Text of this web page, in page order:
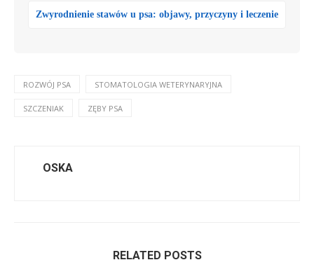
Zwyrodnienie stawów u psa: objawy, przyczyny i leczenie
ROZWÓJ PSA STOMATOLOGIA WETERYNARYJNA
SZCZENIAK ZĘBY PSA
OSKA
RELATED POSTS